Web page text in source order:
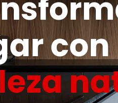
con